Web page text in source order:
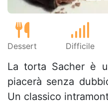
Dessert Difficile
La torta Sacher è
piacerà senza
Un classico